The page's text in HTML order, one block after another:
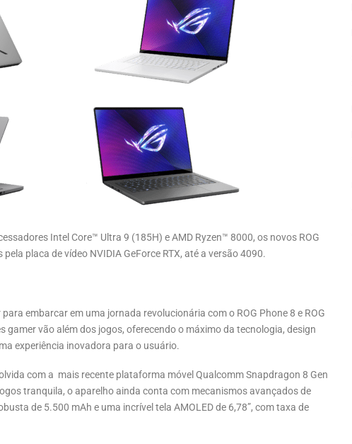
Intel Core™ Ultra 9 (185H) e AMD Ryzen™ 8000, os novos ROG
placa de vídeo NVIDIA GeForce RTX, até a versão 4090.
embarcar em uma jornada revolucionária com o ROG Phone 8 e ROG
gamer vão além dos jogos, oferecendo o máximo da tecnologia, design
experiência inovadora para o usuário.
com a mais recente plataforma móvel Qualcomm Snapdragon 8 Gen
tranquila, o aparelho ainda conta com mecanismos avançados de
de 5.500 mAh e uma incrível tela AMOLED de 6,78”, com taxa de